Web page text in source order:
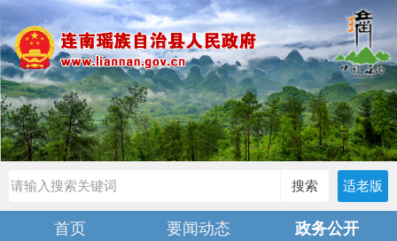
搜索 适老版
首页 要闻动态
政务公开